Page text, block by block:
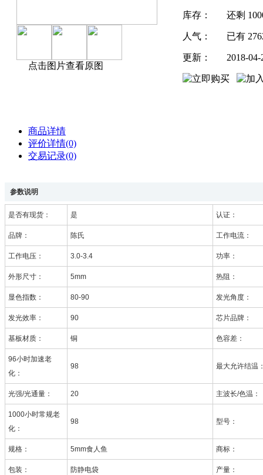
点击图片查看原图
库存： 还剩
人气： 已有
更新： 2018-04-
商品详情
评价详情(0)
交易记录(0)
参数说明
是否有现货： 是 认证：
品牌： 陈氏 工作电流：
工作电压： 3.0-3.4 功率：
外形尺寸： 5mm 热阻：
显色指数： 80-90 发光角度：
发光效率： 90 芯片品牌：
基板材质： 铜 色容差：
96小时加速老
化：
98 最大允许结温
光强/光通量： 20 主波长/色温：
1000小时常规老
化：
98 型号：
规格： 5mm食人鱼 商标：
包装： 防静电袋 产量：